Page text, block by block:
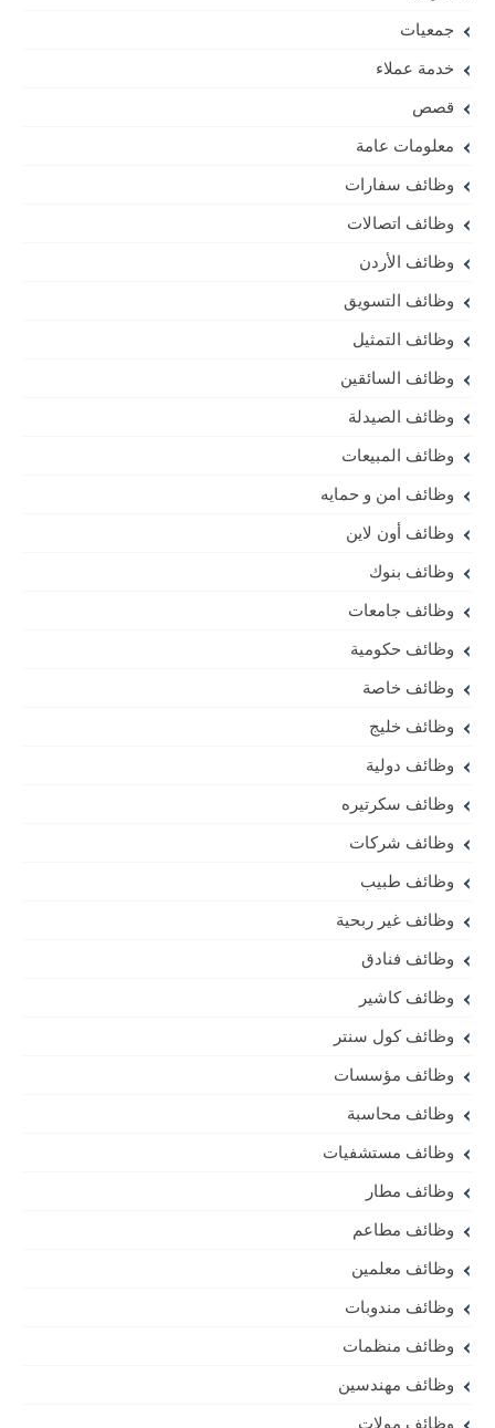
جمعيات
خدمة عملاء
قصص
معلومات عامة
وظائف سفارات
وظائف اتصالات
وظائف الأردن
وظائف التسويق
وظائف التمثيل
وظائف السائقين
وظائف الصيدلة
وظائف المبيعات
وظائف امن و حمايه
وظائف أون لاين
وظائف بنوك
وظائف جامعات
وظائف حكومية
وظائف خاصة
وظائف خليج
وظائف دولية
وظائف سكرتيره
وظائف شركات
وظائف طبيب
وظائف غير ربحية
وظائف فنادق
وظائف كاشير
وظائف كول سنتر
وظائف مؤسسات
وظائف محاسبة
وظائف مستشفيات
وظائف مطار
وظائف مطاعم
وظائف معلمين
وظائف مندوبات
وظائف منظمات
وظائف مهندسين
وظائف مولات